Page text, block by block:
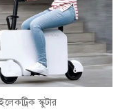
স্কুটার